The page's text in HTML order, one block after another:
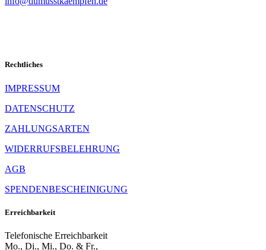
Rechtliches
IMPRESSUM
DATENSCHUTZ
ZAHLUNGSARTEN
WIDERRUFSBELEHRUNG
AGB
SPENDENBESCHEINIGUNG
Erreichbarkeit
Telefonische Erreichbarkeit
Mo., Di., Mi., Do. & Fr.,